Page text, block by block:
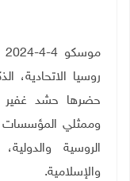
حضرها حشد غفير
وممثلي المؤسسات
الروسية
والإسلامية.